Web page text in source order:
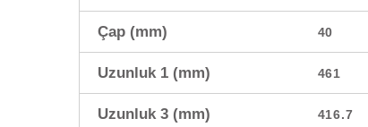
Çap (mm) 40
Uzunluk 1 (mm) 461
Uzunluk 3 (mm) 416.7